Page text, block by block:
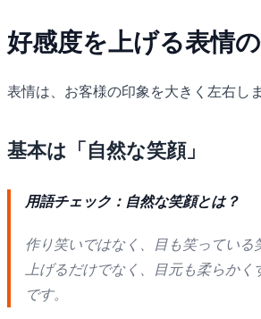
好感度を上げる表情
表情は、お客様の印象を大きく左右しま
基本は「自然な笑顔」
用語チェック：自然な笑顔とは？
作り笑いではなく、目も笑っている
上げるだけでなく、目元も柔らかく
です。